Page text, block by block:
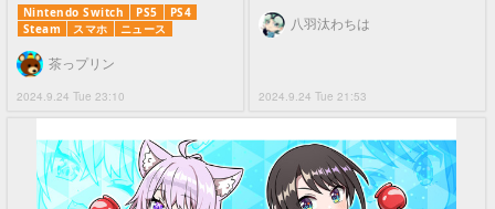
Nintendo Switch PS5
PS4
Steam
スマホ ニュース
2024.9.24 Tue 23:10
茶っプリン
2024.9.24 Tue 21:53
八羽汰わちは